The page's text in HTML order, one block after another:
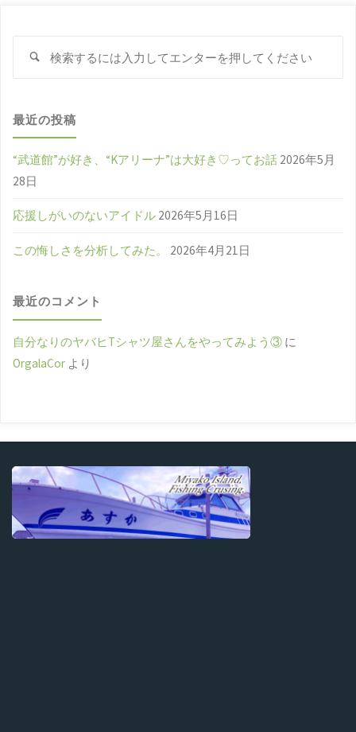
検
最近の投稿
“武道館”が好き、“Kアリーナ”は大好き♡ってお話 2026年5月
28日
応援しがいのないアイドル 2026年5月16日
この悔しさを分析してみた。 2026年4月21日
最近のコメント
自分なりのヤバヒTシャツ屋さんをやってみよう③ に
OrgalaCor より